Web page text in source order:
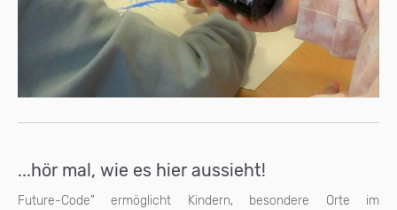
...hör mal, wie es hier aussieht!
Future-Code" ermöglicht Kindern, besondere Orte im